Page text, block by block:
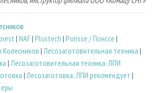
| NAF| Plustech | Ponsse / Понссе |
Колесников | Лесозаготовительная техника |
| Лесозаготовительная техника: ЛПИ
| Лесозаготовка: ЛПИ рекомендует |